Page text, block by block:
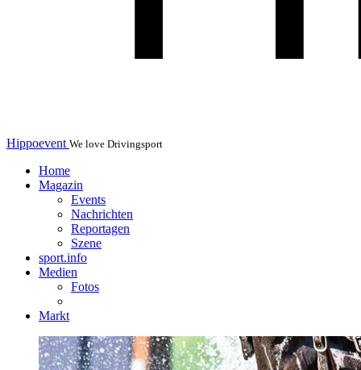
Hippoevent We love Drivingsport
Home
Magazin
Events
Nachrichten
Reportagen
Szene
sport.info
Medien
Fotos
Markt